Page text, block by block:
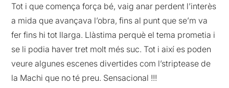
Tot i que comença força bé, vaig anar perdent l’interès
a mida que avançava l’obra, fins al punt que se’m va
fer fins hi tot llarga. Llàstima perquè el tema prometia i
se li podia haver tret molt més suc. Tot i així es poden
veure algunes escenes divertides com l’striptease de
la Machi que no té preu. Sensacional !!!